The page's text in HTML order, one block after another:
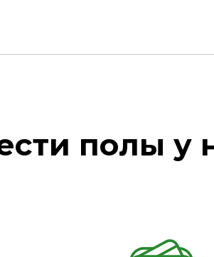
полы у